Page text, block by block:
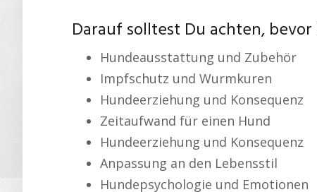
Darauf solltest Du achten,
Hundeausstattung und Zubehör
Impfschutz und Wurmkuren
Hundeerziehung und Konsequenz
Zeitaufwand für einen Hund
Hundeerziehung und Konsequenz
Anpassung an den Lebensstil
Hundepsychologie und Emotionen